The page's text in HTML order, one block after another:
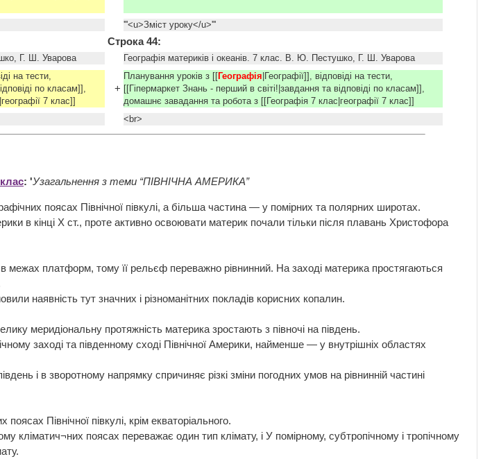
'''<u>Зміст уроку</u>'''
Строка 44:
Г. Ш. Уварова Географія материків і океанів. 7 клас. В. Ю. Пестушко, Г. Ш. Уварова
на тести,
по класам]],
7 клас]]
+
Планування уроків з [[ Географія |Географії]], відповіді на тести,
[[Гіпермаркет Знань - перший в світі!|завдання та відповіді по класам]],
домашнє завадання та робота з [[Географія 7 клас|географії 7 клас]]
<br>
: 'Узагальнення з теми “ПІВНІЧНА АМЕРИКА”
поясах Північної півкулі, а більша частина — у помірних та полярних широтах.
в кінці X ст., проте активно освоювати материк почали тільки після плавань Христофора
межах платформ, тому її рельєф переважно рівнинний. На заході материка простягаються
наявність тут значних і різноманітних покладів корисних копалин.
меридіональну протяжність материка зростають з півночі на південь.
заході та південному сході Північної Америки, найменше — у внутрішніх областях
і в зворотному напрямку спричиняє різкі зміни погодних умов на рівнинній частині
Північної півкулі, крім екваторіального.
кліматич¬них поясах переважає один тип клімату, і У помірному, субтропічному і тропічному